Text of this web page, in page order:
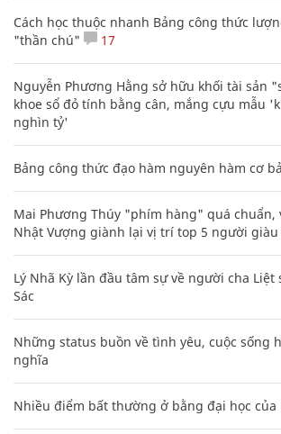
Cách học thuộc nhanh Bảng công thức
"thần chú"
17
Nguyễn Phương Hằng sở hữu khối tài sản
khoe sổ đỏ tính bằng cân, mắng cựu mẫu
nghìn tỷ'
Bảng công thức đạo hàm nguyên hàm cơ
Mai Phương Thúy "phím hàng" quá chuẩn,
Nhật Vượng giành lại vị trí top 5 người
Lý Nhã Kỳ lần đầu tâm sự về người cha
Sác
Những status buồn về tình yêu, cuộc sống
nghĩa
Nhiều điểm bất thường ở bằng đại học của